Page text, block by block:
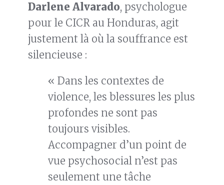
Darlene Alvarado, psychologue
pour le CICR au Honduras, agit
justement là où la souffrance est
silencieuse :
« Dans les contextes de
violence, les blessures les plus
profondes ne sont pas
toujours visibles.
Accompagner d’un point de
vue psychosocial n’est pas
seulement une tâche